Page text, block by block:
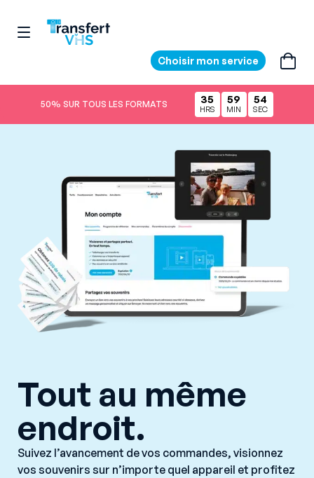
Choisir mon service
50% SUR TOUS LES FORMATS 35
HRS
59
MIN
53
SEC
Tout au même
endroit.
Suivez l’avancement de vos commandes, visionnez
vos souvenirs sur n’importe quel appareil et profitez